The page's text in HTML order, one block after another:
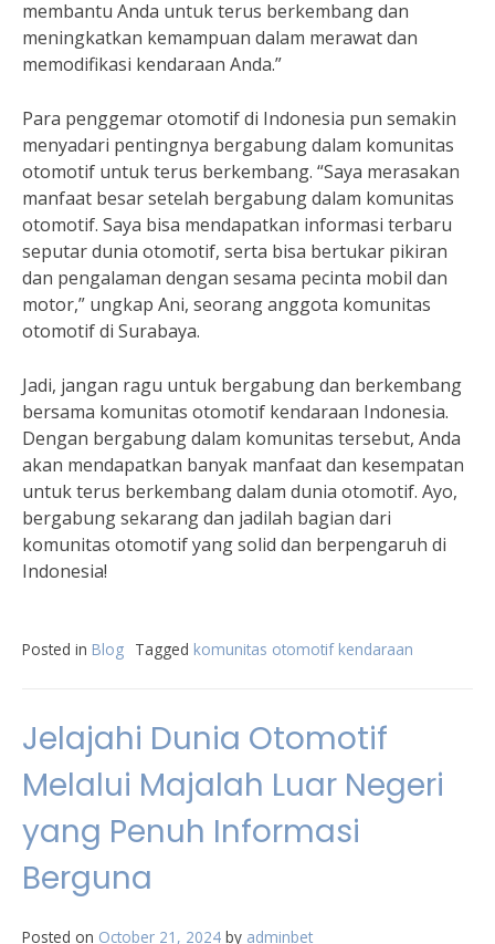
membantu Anda untuk terus berkembang dan
meningkatkan kemampuan dalam merawat dan
memodifikasi kendaraan Anda.”
Para penggemar otomotif di Indonesia pun semakin
menyadari pentingnya bergabung dalam komunitas
otomotif untuk terus berkembang. “Saya merasakan
manfaat besar setelah bergabung dalam komunitas
otomotif. Saya bisa mendapatkan informasi terbaru
seputar dunia otomotif, serta bisa bertukar pikiran
dan pengalaman dengan sesama pecinta mobil dan
motor,” ungkap Ani, seorang anggota komunitas
otomotif di Surabaya.
Jadi, jangan ragu untuk bergabung dan berkembang
bersama komunitas otomotif kendaraan Indonesia.
Dengan bergabung dalam komunitas tersebut, Anda
akan mendapatkan banyak manfaat dan kesempatan
untuk terus berkembang dalam dunia otomotif. Ayo,
bergabung sekarang dan jadilah bagian dari
komunitas otomotif yang solid dan berpengaruh di
Indonesia!
Posted in Blog Tagged komunitas otomotif kendaraan
Jelajahi Dunia Otomotif
Melalui Majalah Luar Negeri
yang Penuh Informasi
Berguna
Posted on October 21, 2024 by adminbet